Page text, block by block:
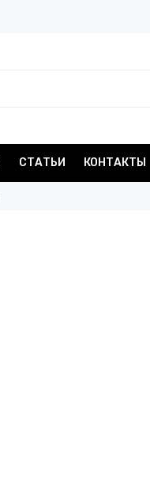
СТАТЬИ КОНТАКТЫ